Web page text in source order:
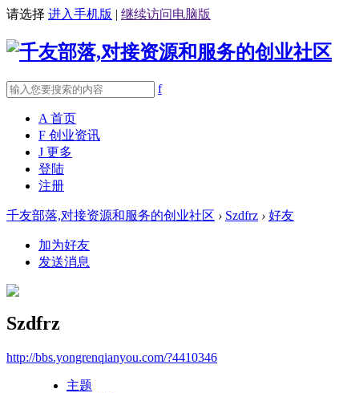
请选择 进入手机版 | 继续访问电脑版
f
A 首页
F 创业资讯
J 更多
登陆
注册
千友部落,对接资源和服务的创业社区 › Szdfrz › 好友
加为好友
发送消息
Szdfrz
http://bbs.yongrenqianyou.com/?4410346
主题